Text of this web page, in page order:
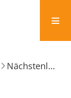
Nächstenliebe ohne Gott?